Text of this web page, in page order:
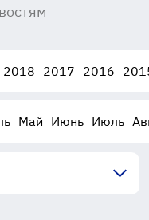
2018 2017 2016
Май Июнь Июль